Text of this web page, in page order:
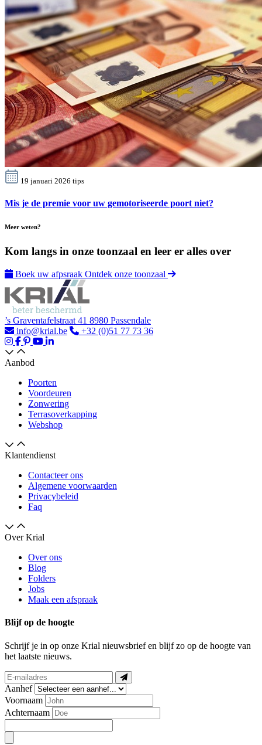
19 januari 2026 tips
Mis je de premie voor uw gemotoriseerde poort niet?
Meer weten?
Kom langs in onze toonzaal en leer er alles over
Boek uw afpsraak Ontdek onze toonzaal
’s Graventafelstraat 41 8980 Passendale
info@krial.be
+32 (0)51 77 73 36
Aanbod
Poorten
Voordeuren
Zonwering
Terrasoverkapping
Webshop
Klantendienst
Contacteer ons
Algemene voorwaarden
Privacybeleid
Faq
Over Krial
Over ons
Blog
Folders
Jobs
Maak een afspraak
Blijf op de hoogte
Schrijf je in op onze Krial nieuwsbrief en blijf zo op de hoogte van
het laatste nieuws.
Aanhef
Voornaam
Achternaam